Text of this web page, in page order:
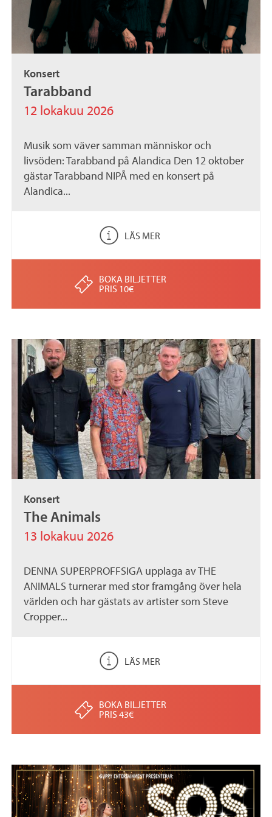
Konsert
Tarabband
12 lokakuu 2026
Musik som väver samman människor och
livsöden: Tarabband på Alandica Den 12 oktober
gästar Tarabband NIPÅ med en konsert på
Alandica...
LÄS MER
BOKA BILJETTER
PRIS 10€
Konsert
The Animals
13 lokakuu 2026
DENNA SUPERPROFFSIGA upplaga av THE
ANIMALS turnerar med stor framgång över hela
världen och har gästats av artister som Steve
Cropper...
LÄS MER
BOKA BILJETTER
PRIS 43€